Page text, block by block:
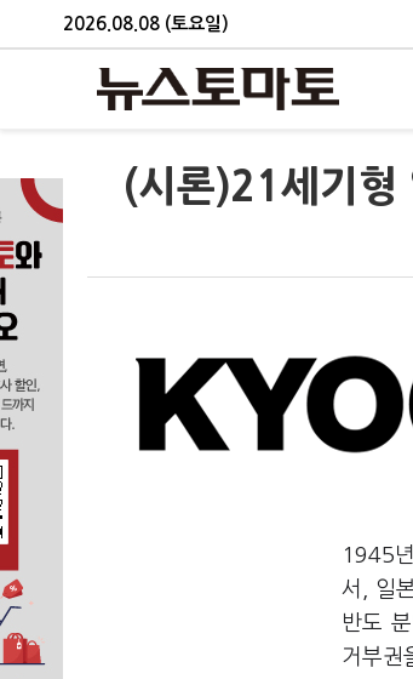
2026.08.08 (토요일)
(시론)21세기형
1945
서, 일
반도
거부권